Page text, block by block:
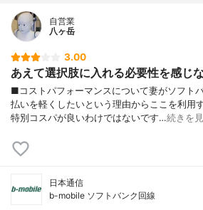
自営業
八ヶ岳
3.00
あえて選択肢に入れる必要性を感じ
■コストパフォーマンスについて妻がソフト
払いを軽くしたいという理由からここを利用
特別コスパが良いわけではないです…続きを
日本通信
b-mobile ソフトバンク回線